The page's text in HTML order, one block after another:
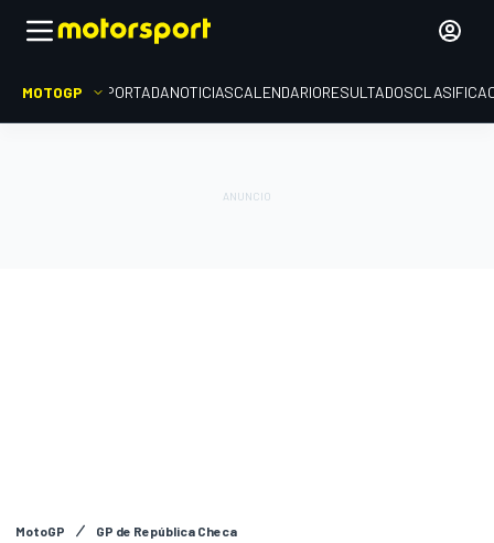
MOTOGP PORTADANOTICIASCALENDARIORESULTADOS
MotoGP GP de República Checa